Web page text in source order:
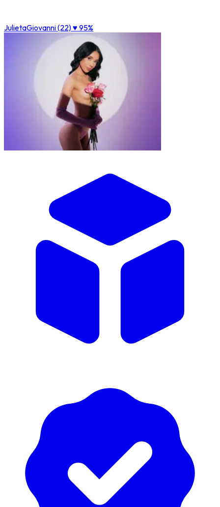
JulietaGiovanni (22)♥ 95%